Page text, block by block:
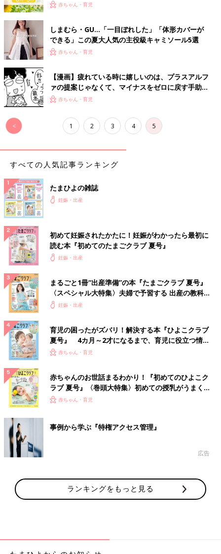
赤ちゃん・育児
しまむら・GU…「一目ぼれした」「体形カバーが
できる」この夏大人気の主役級キャミソール5選
赤ちゃん・育児
【漫画】疲れている時に嬉しいのは、プラスアルフ
ァの提案じゃなくて、マイナスをゼロに戻す手助け
『ふうふう子育て ＃90』
赤ちゃん・育児
< 1 2 3 4 5
すべての人気記事ランキング
たまひよの雑誌
妊娠・出産
初めて妊娠されたかたに！妊娠がわかったら最初に
読む本『初めてのたまごクラブ 夏号』
妊娠・出産
まるごと1冊“出産準備”の本『たまごクラブ 夏号』
〈スペシャル大特集〉夫婦で予習する 出産の教科
書 妊娠・出産
育児の困ったがズバリ！解決する本『ひよこクラブ
夏号』 4カ月～2才になるまで、育児に役立つ情報
がいっぱい！
赤ちゃん・育児
赤ちゃんのお世話まるわかり！『初めてのひよこク
ラブ 夏号』〈巻頭大特集〉初めての授乳がうまく
いく！ おっぱい・ミルクの基本と夏のトラブル 解
赤ちゃん・育児
事例から学ぶ『特権アクセス管理』
広告
ランキングをもっと見る